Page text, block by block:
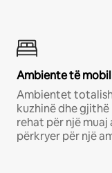
Ambiente të
Ambientet
kuzhinë dhe
rehat për një muaj
përkryer për një